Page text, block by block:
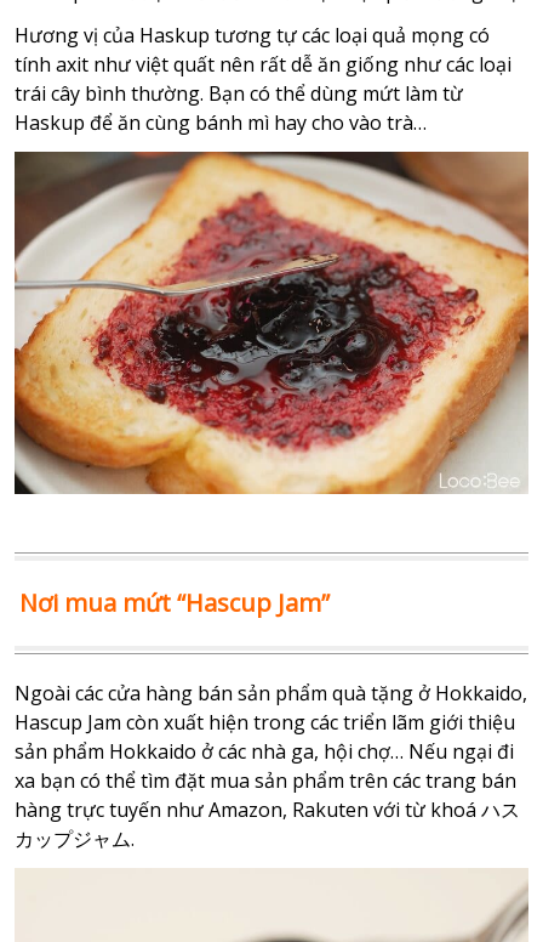
Hương vị của Haskup tương tự các loại quả mọng có
tính axit như việt quất nên rất dễ ăn giống như các loại
trái cây bình thường. Bạn có thể dùng mứt làm từ
Haskup để ăn cùng bánh mì hay cho vào trà…
Nơi mua mứt “Hascup Jam”
Ngoài các cửa hàng bán sản phẩm quà tặng ở Hokkaido,
Hascup Jam còn xuất hiện trong các triển lãm giới thiệu
sản phẩm Hokkaido ở các nhà ga, hội chợ… Nếu ngại đi
xa bạn có thể tìm đặt mua sản phẩm trên các trang bán
hàng trực tuyến như Amazon, Rakuten với từ khoá ハス
カップジャム.